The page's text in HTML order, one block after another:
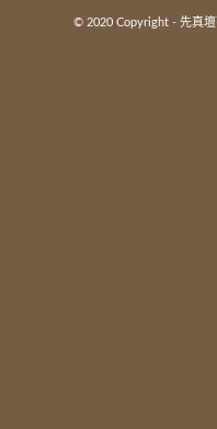
© 2020 Copyright - 先真